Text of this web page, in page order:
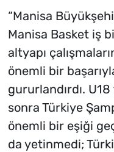
“Manisa
Manisa Basket iş
altyapı
önemli bir
gururlandırdı. U18
sonra Türkiye
önemli bir eşiği
da yetinmedi;